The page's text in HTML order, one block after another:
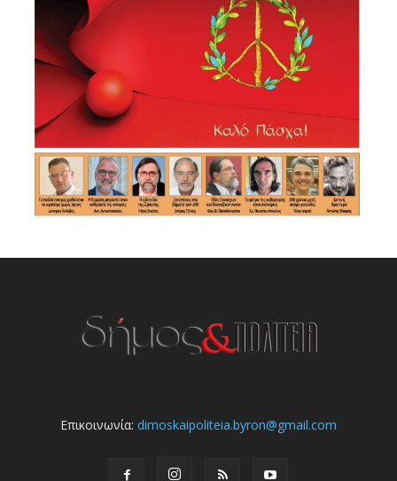
Επικοινωνία: dimoskaipoliteia.byron@gmail.com